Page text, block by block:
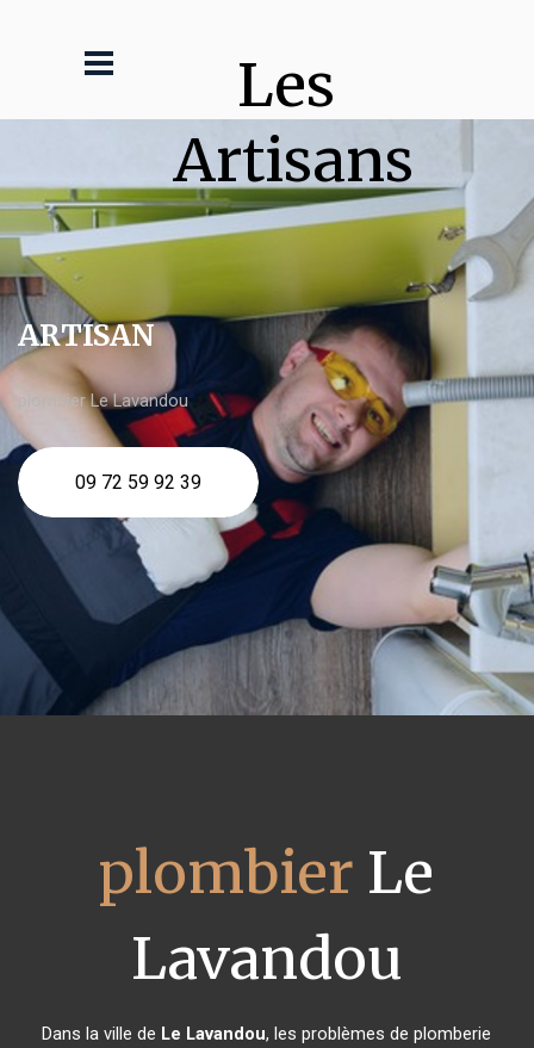
Les
Artisans
ARTISAN
plombier Le Lavandou
09 72 59 92 39
plombier Le
Lavandou
Dans la ville de Le Lavandou, les problèmes de plomberie